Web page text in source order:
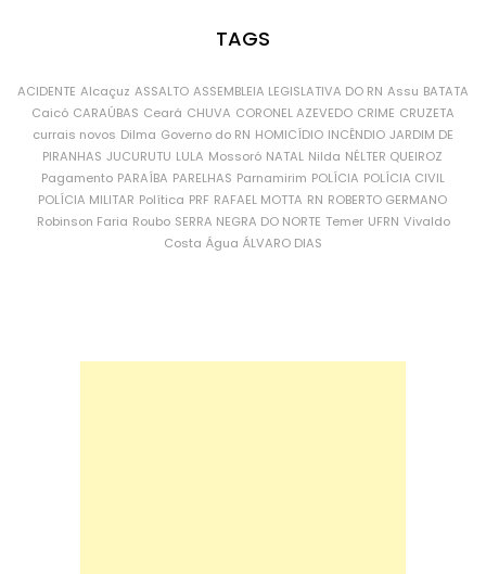
TAGS
ACIDENTE Alcaçuz ASSALTO ASSEMBLEIA LEGISLATIVA DO RN Assu BATATA
Caicó CARAÚBAS Ceará CHUVA CORONEL AZEVEDO CRIME CRUZETA
currais novos Dilma Governo do RN HOMICÍDIO INCÊNDIO JARDIM DE
PIRANHAS JUCURUTU LULA Mossoró NATAL Nilda NÉLTER QUEIROZ
Pagamento PARAÍBA PARELHAS Parnamirim POLÍCIA POLÍCIA CIVIL
POLÍCIA MILITAR Política PRF RAFAEL MOTTA RN ROBERTO GERMANO
Robinson Faria Roubo SERRA NEGRA DO NORTE Temer UFRN Vivaldo
Costa Água ÁLVARO DIAS